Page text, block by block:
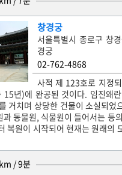
창경궁
서울특별시 종로구 창
경궁
02-762-4868
사적 제 123호로 지정
년)에 완공된 것이다. 임진왜
거치며 상당한 건물이 소실되었
과 동물원, 식물원이 들어서는 등
복원이 시작되어 현재는 원래의
km /9분